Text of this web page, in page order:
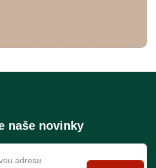
naše novinky